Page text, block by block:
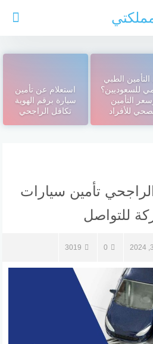
الطبي
للسعوديين؟
التأمين
للأفراد
استعلام عن تأمين
سيارة برقم الهوية
تكافل الراجحي
تأمين سيارات
للتواصل
0
3019